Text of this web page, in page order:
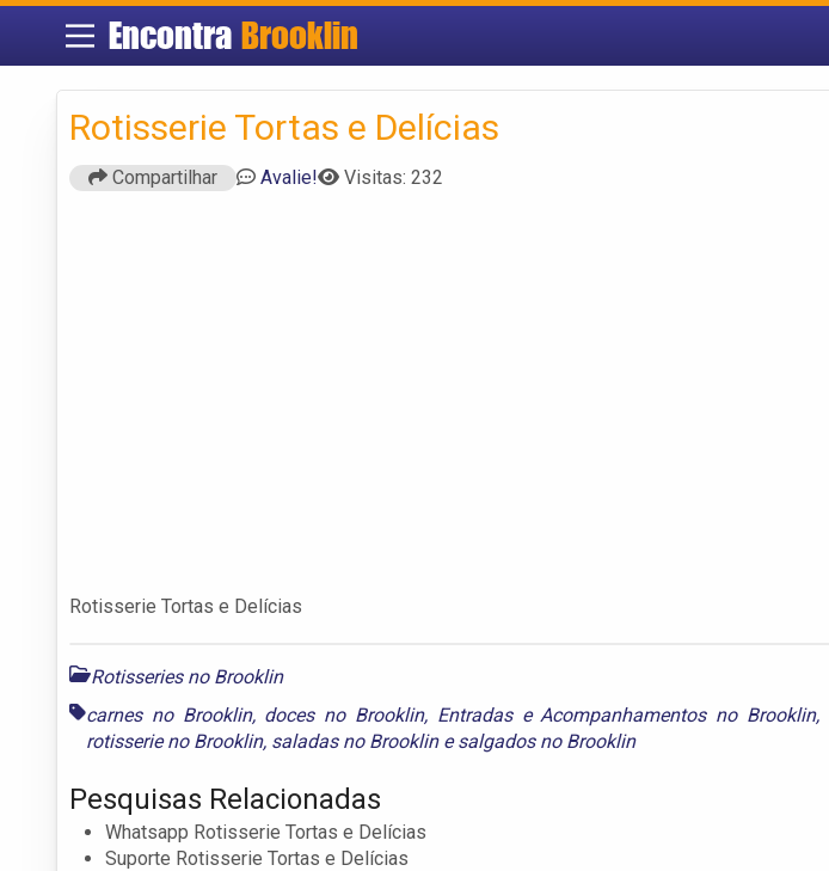
Encontra Brooklin
Rotisserie Tortas e Delícias
Compartilhar Avalie! Visitas: 232
Rotisserie Tortas e Delícias
Rotisseries no Brooklin
carnes no Brooklin, doces no Brooklin, Entradas e Acompanhamentos no Brooklin,
rotisserie no Brooklin, saladas no Brooklinesalgados no Brooklin
Pesquisas Relacionadas
Whatsapp Rotisserie Tortas e Delícias
Suporte Rotisserie Tortas e Delícias